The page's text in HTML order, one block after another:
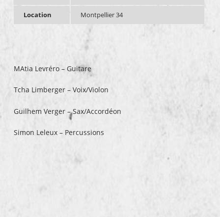
Location Montpellier 34
MAtia Levréro – Guitare
Tcha Limberger – Voix/Violon
Guilhem Verger – Sax/Accordéon
Simon Leleux – Percussions